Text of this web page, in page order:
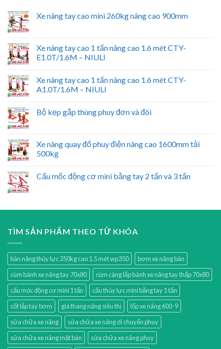
Xe nâng tay cao mini 260kg nâng cao 900mm
Xe nâng tay cao 1 tấn nâng cao 1.6 mét CTY-
E1.0T/1.6M – NIULI
Xe nâng tay cao 1 tấn nâng cao 1.6 mét CTY-
A1.0T/1.6M – NIULI
Bộ kẹp gắp thùng phuy đơn và đôi
Xe nâng quay đổ phuy điện nâng cao 1600mm tải
500kg
Cẩu mốc động cơ mini bằng tay 2 tấn và 3 tấn
TÌM SẢN PHẨM THEO TỪ KHÓA
bàn nâng thủy lực 350kg cao 1.5 mét wp350
bơm xe nâng bàn
cùm bánh xe nâng tay 70x80
cùm càng lắp bánh xe nâng tay thấp 70x80
cẩu móc động cơ mini 1 tấn
cẩu thủy lực mini bằng tay 1 tấn
cốt lắp tay bơm
giá thang nâng siêu thị
lốp xe nâng 600-9
sửa chữa xe nâng
sửa chữa xe nâng di chuyển phuy
sửa chữa xe nâng mặt bàn
sửa chữa xe nâng phuy